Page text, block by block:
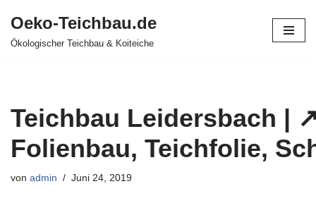
Zum
Oeko-Teichbau.de
Ökologischer Teichbau & Koiteiche
Teichbau Leidersbach |
Folienbau, Teichfolie,
von admin Juni 24, 2019